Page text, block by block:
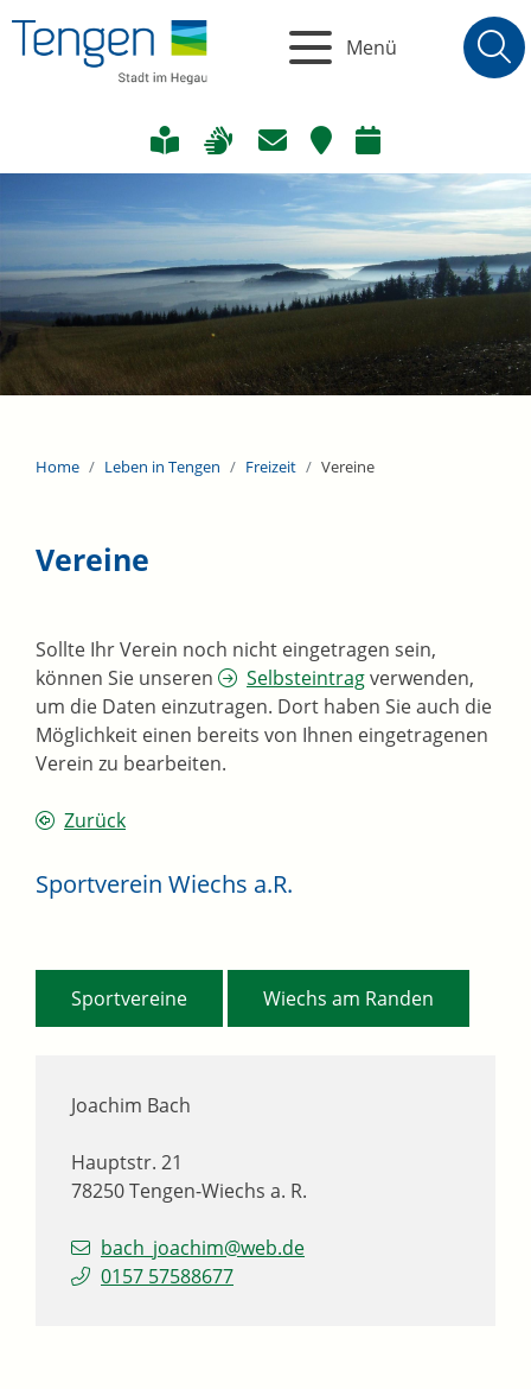
Menü
Home Leben in Tengen Freizeit Vereine
Vereine
Sollte Ihr Verein noch nicht eingetragen sein,
können Sie unseren
Selbsteintragverwenden,
um die Daten einzutragen. Dort haben Sie auch die
Möglichkeit einen bereits von Ihnen eingetragenen
Verein zu bearbeiten.
Zurück
Sportverein Wiechs a.R.
Joachim Bach
Hauptstr. 21
78250Tengen-Wiechs a. R.
bach_joachim@web.de
0157 57588677
Sportvereine Wiechs am Randen